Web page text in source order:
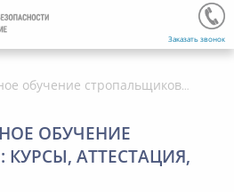
Заказать звонок
Профессиональное обучение стропальщиков: курсы, аттестация, удостоверение
ОБУЧЕНИЕ
АТТЕСТАЦИЯ,